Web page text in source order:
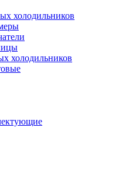
холодильников
холодильников